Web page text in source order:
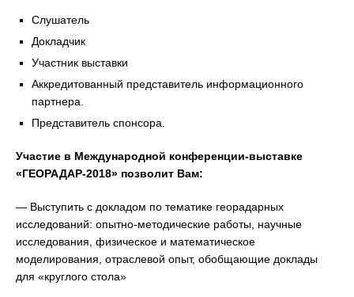
Слушатель
Докладчик
Участник выставки
Аккредитованный представитель информационного
партнера.
Представитель спонсора.
Участие в Международной конференции-выставке
«ГЕОРАДАР-2018» позволит Вам:
— Выступить с докладом по тематике георадарных
исследований: опытно-методические работы, научные
исследования, физическое и математическое
моделирования, отраслевой опыт, обобщающие доклады
для «круглого стола»